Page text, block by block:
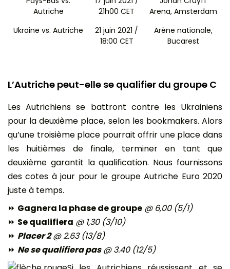
Autriche
21h00 CET
Arena, Amsterdam
Ukraine vs. Autriche
21 juin 2021 /
18:00 CET
Arène nationale,
Bucarest
L’Autriche peut-elle se qualifier du groupe C
Les Autrichiens se battront contre les Ukrainiens
pour la deuxième place, selon les bookmakers. Alors
qu’une troisième place pourrait offrir une place dans
les huitièmes de finale, terminer en tant que
deuxième garantit la qualification. Nous fournissons
des cotes à jour pour le groupe Autriche Euro 2020
juste à temps.
⏩ Gagnera la phase de groupe @ 6,00 (5/1)
⏩ Se qualifiera @ 1,30 (3/10)
⏩ Placer 2@ 2.63 (13/8)
⏩ Ne se qualifiera pas@ 3.40 (12/5)